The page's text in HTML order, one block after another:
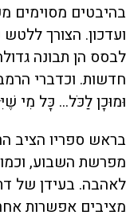
בהיבטים מסוימים
ועדכון. הצורך ללטש
לבסס הן תבונה
חדשות. וכדברי
וּמוּכָן לַכֹּל... כָּל מִי
בראש ספריו הציב
מפרשת השבוע,
לאהבה. בעידן של
מציבים אפשרות